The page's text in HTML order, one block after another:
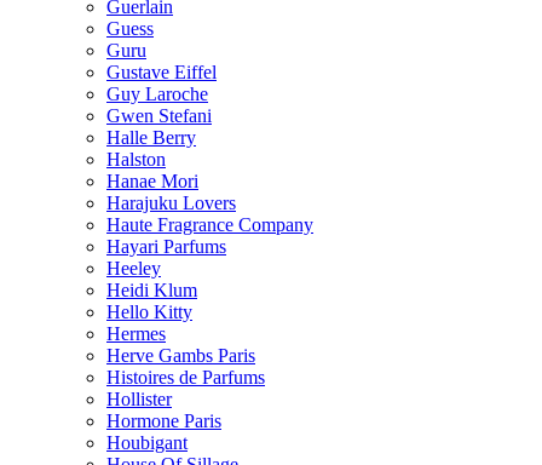
Guerlain
Guess
Guru
Gustave Eiffel
Guy Laroche
Gwen Stefani
Halle Berry
Halston
Hanae Mori
Harajuku Lovers
Haute Fragrance Company
Hayari Parfums
Heeley
Heidi Klum
Hello Kitty
Hermes
Herve Gambs Paris
Histoires de Parfums
Hollister
Hormone Paris
Houbigant